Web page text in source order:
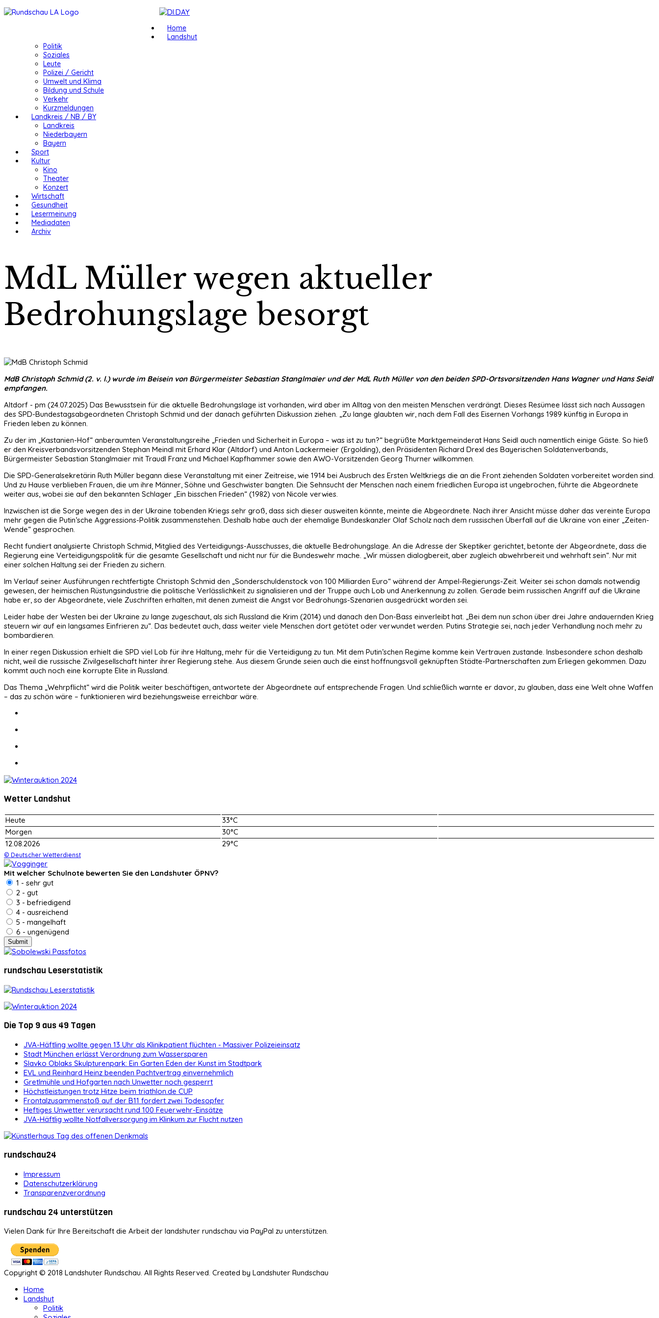
Home
Landshut
Politik
Soziales
Leute
Polizei / Gericht
Umwelt und Klima
Bildung und Schule
Verkehr
Kurzmeldungen
Landkreis / NB / BY
Landkreis
Niederbayern
Bayern
Sport
Kultur
Kino
Theater
Konzert
Wirtschaft
Gesundheit
Lesermeinung
Mediadaten
Archiv
MdL Müller wegen aktueller
Bedrohungslage besorgt
MdB Christoph Schmid (2. v. l.) wurde im Beisein von Bürgermeister Sebastian Stanglmaier und der MdL Ruth Müller von den beiden SPD-Ortsvorsitzenden Hans Wagner und Hans Seidl
empfangen.
Altdorf - pm (24.07.2025) Das Bewusstsein für die aktuelle Bedrohungslage ist vorhanden, wird aber im Alltag von den meisten Menschen verdrängt. Dieses Resümee lässt sich nach Aussagen
des SPD-Bundestagsabgeordneten Christoph Schmid und der danach geführten Diskussion ziehen. „Zu lange glaubten wir, nach dem Fall des Eisernen Vorhangs 1989 künftig in Europa in
Frieden leben zu können.
Zu der im „Kastanien-Hof“ anberaumten Veranstaltungsreihe „Frieden und Sicherheit in Europa – was ist zu tun?“ begrüßte Marktgemeinderat Hans Seidl auch namentlich einige Gäste. So hieß
er den Kreisverbandsvorsitzenden Stephan Meindl mit Erhard Klar (Altdorf) und Anton Lackermeier (Ergolding), den Präsidenten Richard Drexl des Bayerischen Soldatenverbands,
Bürgermeister Sebastian Stanglmaier mit Traudl Franz und Michael Kapfhammer sowie den AWO-Vorsitzenden Georg Thurner willkommen.
Die SPD-Generalsekretärin Ruth Müller begann diese Veranstaltung mit einer Zeitreise, wie 1914 bei Ausbruch des Ersten Weltkriegs die an die Front ziehenden Soldaten vorbereitet worden sind.
Und zu Hause verblieben Frauen, die um ihre Männer, Söhne und Geschwister bangten. Die Sehnsucht der Menschen nach einem friedlichen Europa ist ungebrochen, führte die Abgeordnete
weiter aus, wobei sie auf den bekannten Schlager „Ein bisschen Frieden“ (1982) von Nicole verwies.
Inzwischen ist die Sorge wegen des in der Ukraine tobenden Kriegs sehr groß, dass sich dieser ausweiten könnte, meinte die Abgeordnete. Nach ihrer Ansicht müsse daher das vereinte Europa
mehr gegen die Putin’sche Aggressions-Politik zusammenstehen. Deshalb habe auch der ehemalige Bundeskanzler Olaf Scholz nach dem russischen Überfall auf die Ukraine von einer „Zeiten-
Wende“ gesprochen.
Recht fundiert analysierte Christoph Schmid, Mitglied des Verteidigungs-Ausschusses, die aktuelle Bedrohungslage. An die Adresse der Skeptiker gerichtet, betonte der Abgeordnete, dass die
Regierung eine Verteidigungspolitik für die gesamte Gesellschaft und nicht nur für die Bundeswehr mache. „Wir müssen dialogbereit, aber zugleich abwehrbereit und wehrhaft sein“. Nur mit
einer solchen Haltung sei der Frieden zu sichern.
Im Verlauf seiner Ausführungen rechtfertigte Christoph Schmid den „Sonderschuldenstock von 100 Milliarden Euro“ während der Ampel-Regierungs-Zeit. Weiter sei schon damals notwendig
gewesen, der heimischen Rüstungsindustrie die politische Verlässlichkeit zu signalisieren und der Truppe auch Lob und Anerkennung zu zollen. Gerade beim russischen Angriff auf die Ukraine
habe er, so der Abgeordnete, viele Zuschriften erhalten, mit denen zumeist die Angst vor Bedrohungs-Szenarien ausgedrückt worden sei.
Leider habe der Westen bei der Ukraine zu lange zugeschaut, als sich Russland die Krim (2014) und danach den Don-Bass einverleibt hat. „Bei dem nun schon über drei Jahre andauernden Krieg
steuern wir auf ein langsames Einfrieren zu“. Das bedeutet auch, dass weiter viele Menschen dort getötet oder verwundet werden. Putins Strategie sei, nach jeder Verhandlung noch mehr zu
bombardieren.
In einer regen Diskussion erhielt die SPD viel Lob für ihre Haltung, mehr für die Verteidigung zu tun. Mit dem Putin’schen Regime komme kein Vertrauen zustande. Insbesondere schon deshalb
nicht, weil die russische Zivilgesellschaft hinter ihrer Regierung stehe. Aus diesem Grunde seien auch die einst hoffnungsvoll geknüpften Städte-Partnerschaften zum Erliegen gekommen. Dazu
kommt auch noch eine korrupte Elite in Russland.
Das Thema „Wehrpflicht“ wird die Politik weiter beschäftigen, antwortete der Abgeordnete auf entsprechende Fragen. Und schließlich warnte er davor, zu glauben, dass eine Welt ohne Waffen
– das zu schön wäre – funktionieren wird beziehungsweise erreichbar wäre.
Wetter Landshut
Heute
33°C
Morgen
30°C
12.08.2026
29°C
© Deutscher Wetterdienst
Mit welcher Schulnote bewerten Sie den Landshuter ÖPNV?
1 - sehr gut
2 - gut
3 - befriedigend
4 - ausreichend
5 - mangelhaft
6 - ungenügend
rundschau Leserstatistik
Die Top 9 aus 49 Tagen
JVA-Häftling wollte gegen 13 Uhr als Klinikpatient flüchten - Massiver Polizeieinsatz
Stadt München erlässt Verordnung zum Wassersparen
Slavko Oblaks Skulpturenpark: Ein Garten Eden der Kunst im Stadtpark
EVL und Reinhard Heinz beenden Pachtvertrag einvernehmlich
Gretlmühle und Hofgarten nach Unwetter noch gesperrt
Höchstleistungen trotz Hitze beim triathlon.de CUP
Frontalzusammenstoß auf der B11 fordert zwei Todesopfer
Heftiges Unwetter verursacht rund 100 Feuerwehr-Einsätze
JVA-Häftlig wollte Notfallversorgung im Klinkum zur Flucht nutzen
rundschau24
Impressum
Datenschutzerklärung
Transparenzverordnung
rundschau 24 unterstützen
Vielen Dank für Ihre Bereitschaft die Arbeit der landshuter rundschau via PayPal zu unterstützen.
Copyright © 2018 Landshuter Rundschau. All Rights Reserved. Created by Landshuter Rundschau
Home
Landshut
Politik